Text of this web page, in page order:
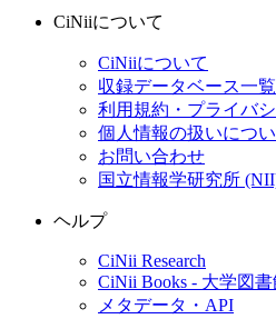
CiNiiについて
CiNiiについて
収録データベース一覧
利用規約・プライバ
個人情報の扱いにつ
お問い合わせ
国立情報学研究所
ヘルプ
CiNii Research
CiNii Books - 大学図
メタデータ・API